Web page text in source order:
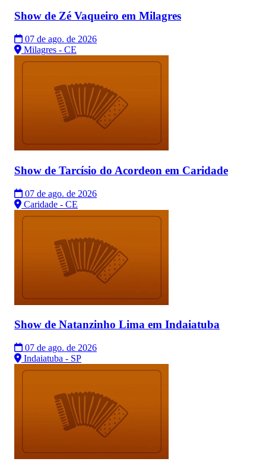
Show de Zé Vaqueiro em Milagres
07 de ago. de 2026
Milagres - CE
Show de Tarcísio do Acordeon em Caridade
07 de ago. de 2026
Caridade - CE
Show de Natanzinho Lima em Indaiatuba
07 de ago. de 2026
Indaiatuba - SP